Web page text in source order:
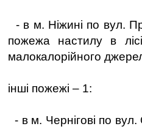
- в м. Ніжині по вул.
пожежа настилу в
малокалорійного
інші пожежі – 1:
- в м. Чернігові по